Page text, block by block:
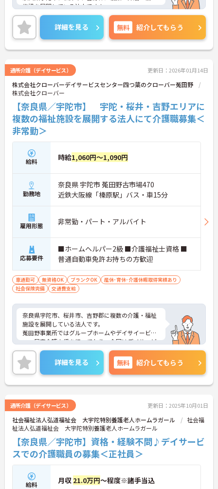
施設を展開している法人です！
豊かな自然に囲まれた施設で、明るく活気があり職
員同士の人間関係も良好な環境です♪日勤のみで無
理なく働けます！
勤務時間は相談可能です。
ご興味がある方は是非一度マイナビコメディカルま
詳細を見る 無料 紹介してもらう
通所介護（デイサービス） 更新日：2026年01月14日
株式会社クローバーデイサービスセンター四つ葉のクローバー菟田野
株式会社クローバー
【奈良県／宇陀市】 宇陀・桜井・吉野エリアに
複数の福祉施設を展開する法人にて介護職募集＜
非常勤＞
給料 時給1,060円～1,090円
勤務地
奈良県 宇陀市 菟田野古市場470
近鉄大阪線「榛原駅」バス・車15分
雇用形態 非常勤・パート・アルバイト
応募要件
■ホームヘルパー2級 ■介護福祉士資格 ■
普通自動車免許お持ちの方歓迎
車通勤可 無資格OK ブランクOK
産休･育休･介護休暇取得実績あり
社会保険完備
交通費支給
奈良県宇陀市、桜井市、吉野郡に複数の介護・福祉
施設を展開している法人です。
菟田野事業所ではグループホームやデイサイービ
ス、居宅介護支援を行っており、今回はデイサービ
スでの募集です。
勤務時間は相談可能です！
ご興味をお持ちの方は、是非マイナビ医療介護まで
お問合せください。
詳細を見る 無料 紹介してもらう
通所介護（デイサービス） 更新日：2025年10月01日
社会福祉法人弘道福祉会 大宇陀特別養護老人ホームラガール
社会福
祉法人弘道福祉会 大宇陀特別養護老人ホームラガール
【奈良県／宇陀市】資格・経験不問♪デイサービ
スでの介護職員の募集＜正社員＞
給料 月収 21.0万円～程度※諸手当込